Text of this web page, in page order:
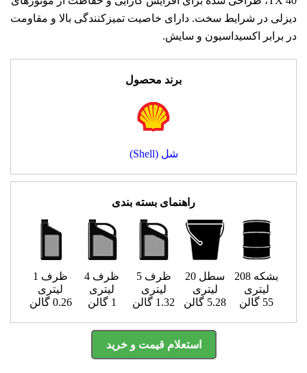
دیزلی در شرایط سخت. دارای خاصیت تمیزکنندگی بالا و مقاومت
در برابر اکسیداسیون و سایش.
برند محصول
شل (Shell)
راهنمای بسته بندی
بشکه 208
لیتری
55 گالن
سطل 20
لیتری
5.28 گالن
ظرف 5
لیتری
1.32 گالن
ظرف 4
لیتری
1 گالن
ظرف 1
لیتری
0.26 گالن
استعلام قیمت و خرید